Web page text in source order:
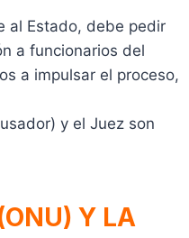
al Estado, debe pedir
a funcionarios del
a impulsar el proceso,
y el Juez son
Y LA